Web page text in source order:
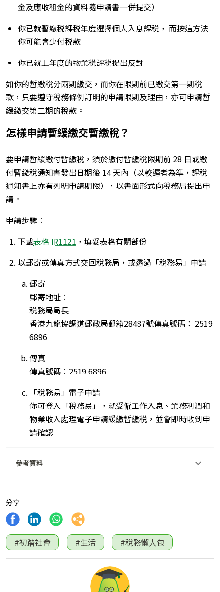
金及應收租金的資料隨申請書一併提交）
你已就暫繳税課税年度選擇個人入息課税， 而按這方法
你可能會少付税款
你已就上年度的物業税評税提出反對
如你的暫繳稅分兩期繳交，而你在限期前已繳交第一期稅
款，只要遵守稅務條例訂明的申請限期及理由，亦可申請暫
緩繳交第二期的稅款。
怎樣申請暫緩繳交暫繳稅？
要申請暫緩繳付暫繳稅，須於繳付暫繳稅限期前 28 日或繳
付暫繳稅通知書發出日期後 14 天內（以較遲者為準，評稅
通知書上亦有列明申請期限），以書面形式向稅務局提出申
請。
申請步驟︰
下載表格 IR1121 ，填妥表格有關部份
以郵寄或傳真方式交回稅務局，或透過「稅務易」申請
郵寄
郵寄地址︰
税務局局長
香港九龍協調道郵政局郵箱28487號傳真號碼： 2519
6896
傳真
傳真號碼︰2519 6896
「稅務易」電子申請
你可登入「稅務易」，就受僱工作入息、業務利潤和
物業收入處理電子申請緩繳暫繳税，並會即時收到申
請確認
參考資料
分享
#初踏社會 #生活 #稅務懶人包